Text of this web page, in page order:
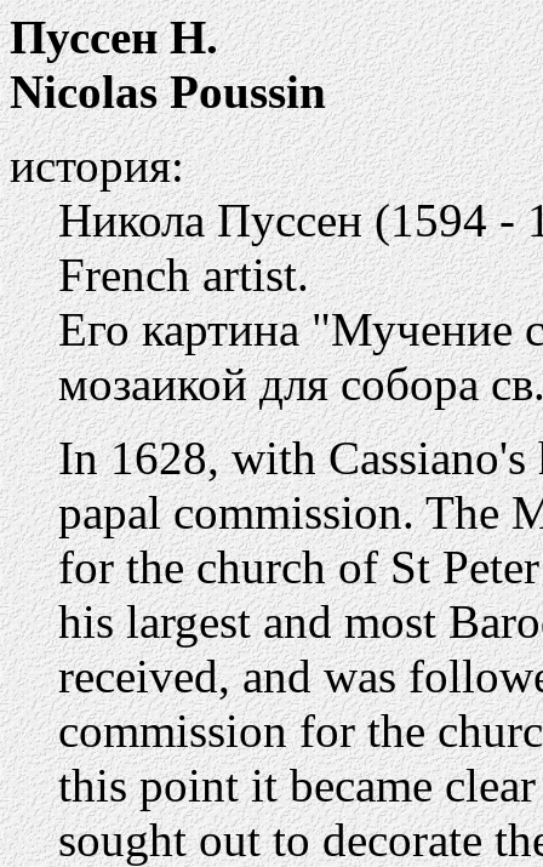
Пуссен Н.
Nicolas Poussin
история:
Никола Пуссен (1594 -
French artist.
Его картина "Мучение
мозаикой для собора
In 1628, with
papal commission. The
for the church of St
his largest and most
received, and was
commission for the
this point it became
sought out to decorate